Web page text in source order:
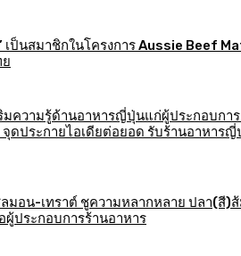
เป็นสมาชิกในโครงการ Aussie Beef
มความรู้ด้านอาหารญี่ปุ่นแก่ผู้ประกอบกา
ดประกายไอเดียต่อยอด รับร้านอาหาร
ลมอน-เทราต์ ชูความหลากหลาย ปลา(สี)
ผู้ประกอบการร้านอาหาร